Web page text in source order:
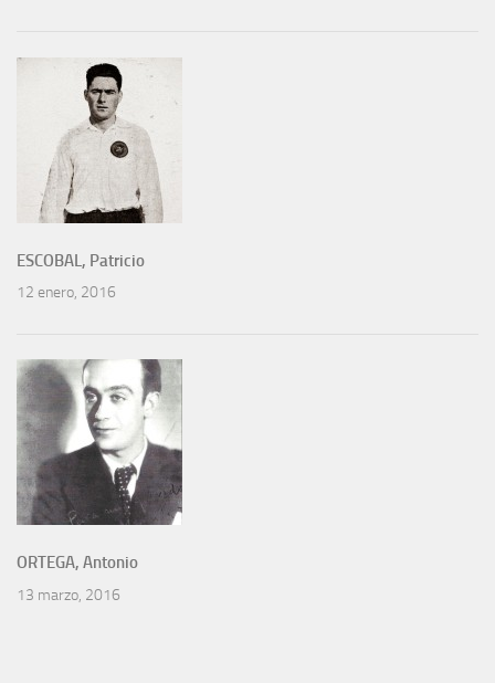
ESCOBAL, Patricio
12 enero, 2016
ORTEGA, Antonio
13 marzo, 2016